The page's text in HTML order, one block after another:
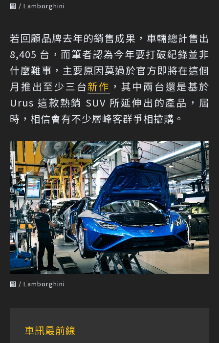
圖 / Lamborghini
若回顧品牌去年的銷售成果，車輛總計售出
8,405 台，而筆者認為今年要打破紀錄並非
什麼難事，主要原因莫過於官方即將在這個
月推出至少三台新作 ，其中兩台還是基於
Urus 這款熱銷 SUV 所延伸出的產品，屆
時，相信會有不少層峰客群爭相搶購。
圖 / Lamborghini
車訊最前線